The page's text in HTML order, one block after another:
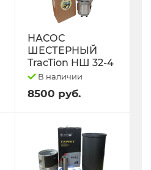
НАСОС
ШЕСТЕРНЫЙ
TracTion НШ 32-4
В наличии
8500 руб.